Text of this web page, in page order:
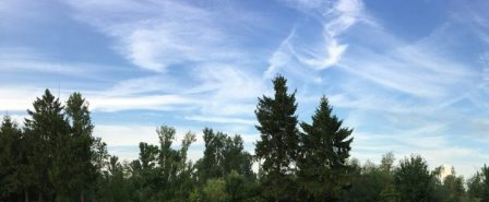
Zu
Inhalten
springen